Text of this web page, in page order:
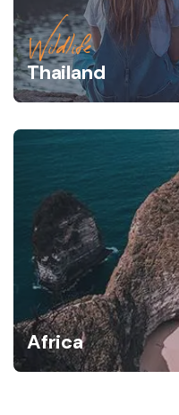
Wildlife
Thailand
Africa